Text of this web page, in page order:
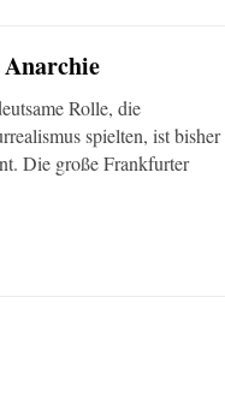
Anarchie
Rolle, die
spielten, ist bisher
Die große Frankfurter